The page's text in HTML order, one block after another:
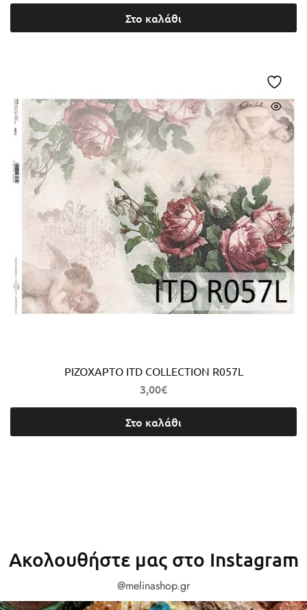
Στο καλάθι
ΡΙΖΟΧΑΡΤΟ ITD COLLECTION R057L
3,00€
Στο καλάθι
Ακολουθήστε μας στο Instagram
@melinashop.gr